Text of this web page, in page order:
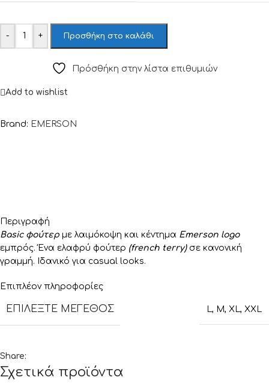
- + Προσθήκη στο καλάθι
Πρόσθήκη στην λίστα επιθυμιών
Add to wishlist
Brand: EMERSON
Περιγραφή
Basic φούτερ με λαιμόκοψη και κέντημα Emerson logo
εμπρός. Ένα ελαφρύ φούτερ (french terry)σε κανονική
γραμμή. Ιδανικό για casual looks.
Επιπλέον πληροφορίες
ΕΠΙΛΈΞΤΕ ΜΈΓΕΘΟΣ L, M, XL, XXL
Share:
Σχετικά προϊόντα